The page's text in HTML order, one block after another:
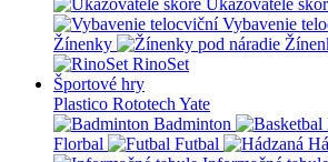
Ukazovatele
Vybavenie
Žínenky
RinoSet
Športové hry
Plastico Rototech Yate
Badminton
Florbal
Futbal